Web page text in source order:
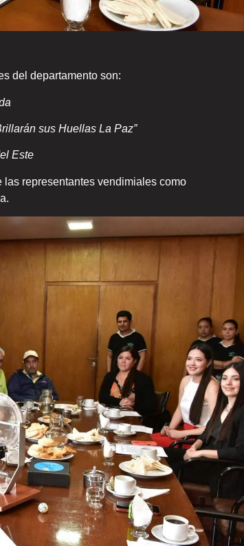
del departamento son:
sus Huellas La Paz”
Este
representantes vendimiales como